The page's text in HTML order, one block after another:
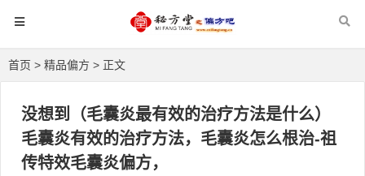
首页 > 精品偏方 > 正文
没想到（毛囊炎最有效的治疗方法是什么）
毛囊炎有效的治疗方法，毛囊炎怎么根治-祖
传特效毛囊炎偏方，